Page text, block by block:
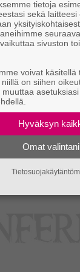
palaa
tietoja
sekä laitteesi
sivuston
voivat käsitellä
on siihen
Hyväksyn
Omat valintani